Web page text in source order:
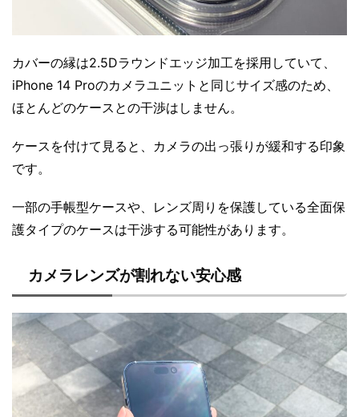
カバーの縁は2.5Dラウンドエッジ加工を採用していて、
iPhone 14 Proのカメラユニットと同じサイズ感のため、
ほとんどのケースとの干渉はしません。
ケースを付けて見ると、カメラの出っ張りが緩和する印象
です。
一部の手帳型ケースや、レンズ周りを保護している全面保
護タイプのケースは干渉する可能性があります。
カメラレンズが割れない安心感